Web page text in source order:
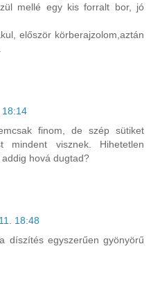
mellé egy kis forralt bor, jó
először körberajzolom,aztán
18:14
finom, de szép sütiket
mindent visznek. Hihetetlen
hová dugtad?
18:48
díszítés egyszerűen gyönyörű